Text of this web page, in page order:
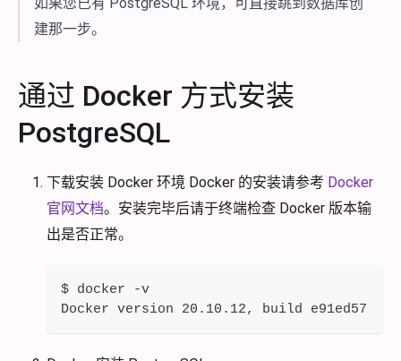
建那一步。
通过 Docker 方式安装
PostgreSQL
下载安装 Docker 环境 Docker 的安装请参考 Docker
官网文档。安装完毕后请于终端检查 Docker 版本输
出是否正常。
$ docker -v
Docker version 20.10.12, build e91ed57